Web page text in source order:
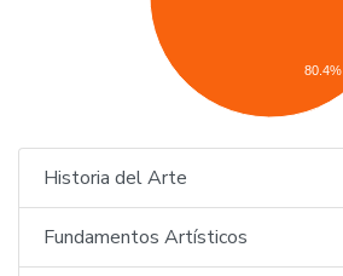
80.4%
Historia del Arte
Fundamentos Artísticos